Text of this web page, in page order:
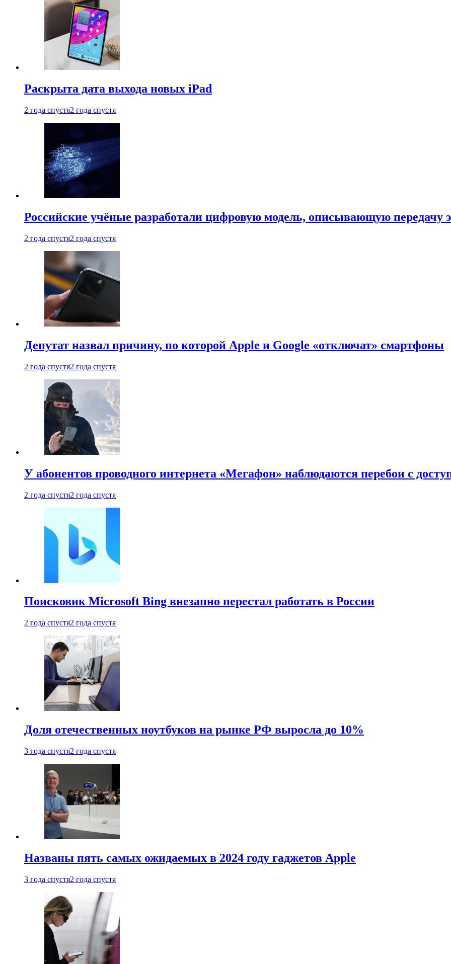
Раскрыта дата выхода новых iPad
2 года спустя2 года спустя
Российские учёные разработали цифровую модель, описывающую передачу
2 года спустя2 года спустя
Депутат назвал причину, по которой Apple и Google «отключат» смартфоны
2 года спустя2 года спустя
У абонентов проводного интернета «Мегафон» наблюдаются перебои с
2 года спустя2 года спустя
Поисковик Microsoft Bing внезапно перестал работать в России
2 года спустя2 года спустя
Доля отечественных ноутбуков на рынке РФ выросла до 10%
3 года спустя2 года спустя
Названы пять самых ожидаемых в 2024 году гаджетов Apple
3 года спустя2 года спустя